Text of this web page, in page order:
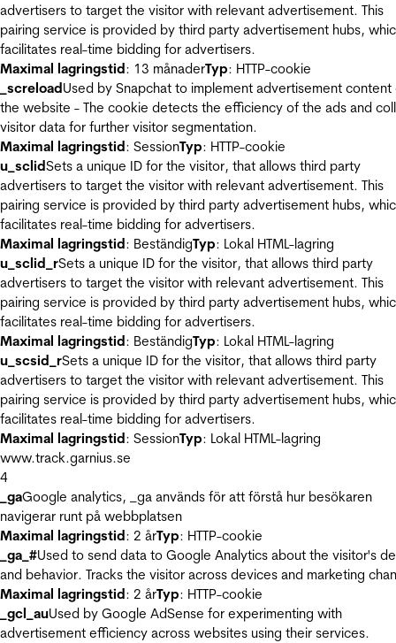
advertisers to target the visitor with relevant advertisement. This
pairing service is provided by third party advertisement hubs,
facilitates real-time bidding for advertisers.
Maximal lagringstid: 13 månaderTyp: HTTP-cookie
_screloadUsed by Snapchat to implement advertisement content
the website - The cookie detects the efficiency of the ads and
visitor data for further visitor segmentation.
Maximal lagringstid: SessionTyp: HTTP-cookie
u_sclidSets a unique ID for the visitor, that allows third party
advertisers to target the visitor with relevant advertisement. This
pairing service is provided by third party advertisement hubs,
facilitates real-time bidding for advertisers.
Maximal lagringstid: BeständigTyp: Lokal HTML-lagring
u_sclid_rSets a unique ID for the visitor, that allows third party
advertisers to target the visitor with relevant advertisement. This
pairing service is provided by third party advertisement hubs,
facilitates real-time bidding for advertisers.
Maximal lagringstid: BeständigTyp: Lokal HTML-lagring
u_scsid_rSets a unique ID for the visitor, that allows third party
advertisers to target the visitor with relevant advertisement. This
pairing service is provided by third party advertisement hubs,
facilitates real-time bidding for advertisers.
Maximal lagringstid: SessionTyp: Lokal HTML-lagring
www.track.garnius.se
4
_gaGoogle analytics, _ga används för att förstå hur besökaren
navigerar runt på webbplatsen
Maximal lagringstid: 2 årTyp: HTTP-cookie
_ga_#Used to send data to Google Analytics about the visitor's
and behavior. Tracks the visitor across devices and marketing
Maximal lagringstid: 2 årTyp: HTTP-cookie
_gcl_auUsed by Google AdSense for experimenting with
advertisement efficiency across websites using their services.